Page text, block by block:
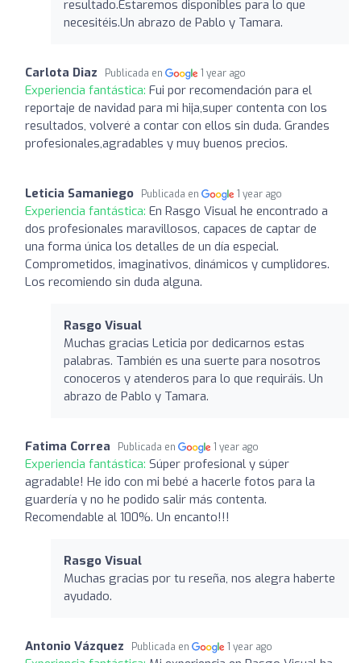
resultado.Estaremos disponibles para lo que
necesitéis.Un abrazo de Pablo y Tamara.
Carlota Diaz Publicada en 1 year ago
Experiencia fantástica: Fui por recomendación para el
reportaje de navidad para mi hija,super contenta con los
resultados, volveré a contar con ellos sin duda. Grandes
profesionales,agradables y muy buenos precios.
Leticia Samaniego Publicada en 1 year ago
Experiencia fantástica: En Rasgo Visual he encontrado a
dos profesionales maravillosos, capaces de captar de
una forma única los detalles de un día especial.
Comprometidos, imaginativos, dinámicos y cumplidores.
Los recomiendo sin duda alguna.
Rasgo Visual
Muchas gracias Leticia por dedicarnos estas
palabras. También es una suerte para nosotros
conoceros y atenderos para lo que requiráis. Un
abrazo de Pablo y Tamara.
Fatima Correa Publicada en 1 year ago
Experiencia fantástica: Súper profesional y súper
agradable! He ido con mi bebé a hacerle fotos para la
guardería y no he podido salir más contenta.
Recomendable al 100%. Un encanto!!!
Rasgo Visual
Muchas gracias por tu reseña, nos alegra haberte
ayudado.
Antonio Vázquez Publicada en 1 year ago